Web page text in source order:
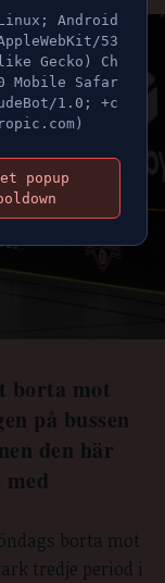
borta mot
på bussen
den här
borta mot
tredje period i
Android
53
Gecko) Ch
Mobile Safar
1.0; +c
popup